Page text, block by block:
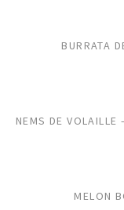
BURRATA
NEMS DE VOLAILLE
MELON